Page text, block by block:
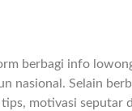
berbagi info
nasional. Selain
motivasi seputar